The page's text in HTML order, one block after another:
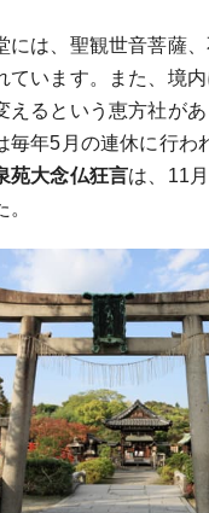
には、聖観世音菩薩
ています。また、境
えるという恵方社が
毎年5月の連休に行わ
苑大念仏狂言は、11